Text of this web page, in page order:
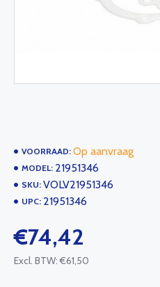
VOORRAAD: Op aanvraag
MODEL: 21951346
SKU: VOLV21951346
UPC: 21951346
€74,42
Excl. BTW: €61,50